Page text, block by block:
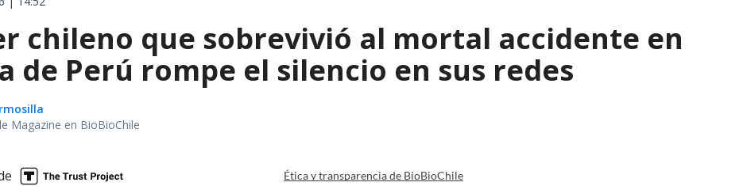
chileno que sobrevivió al mortal accidente en
de Perú rompe el silencio en sus redes
Magazine en BioBioChile
Ética y transparencia de BioBioChile